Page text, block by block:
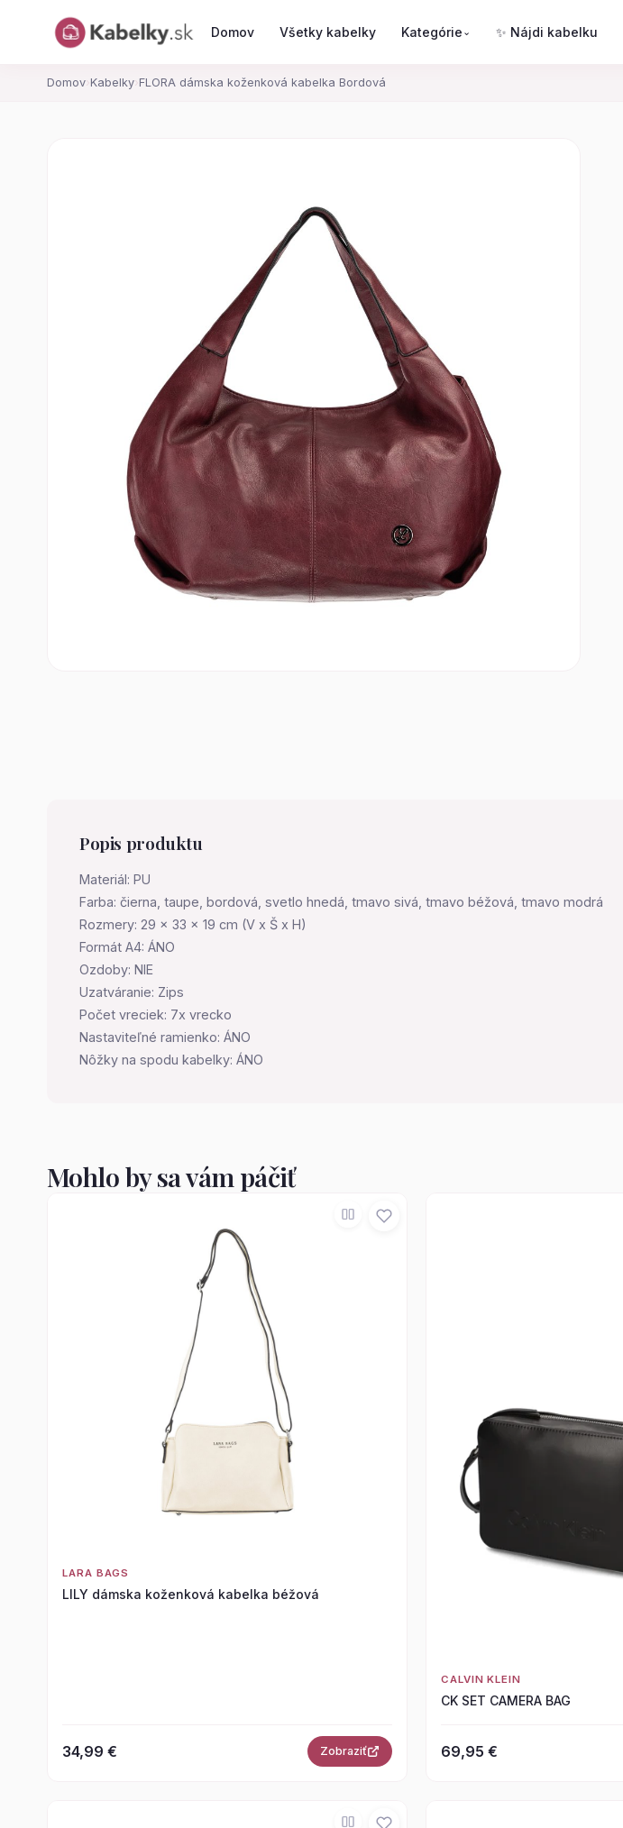
Domov Všetky kabelky Kategórie ⌄ ✨ Nájdi kabelku
Domov› Kabelky› FLORA dámska koženková kabelka Bordová
Popis produktu
Materiál: PU
Farba: čierna, taupe, bordová, svetlo hnedá, tmavo sivá, tmavo béžová, tmavo modrá
Rozmery: 29 x 33 x 19 cm (V x Š x H)
Formát A4: ÁNO
Ozdoby: NIE
Uzatváranie: Zips
Počet vreciek: 7x vrecko
Nastaviteľné ramienko: ÁNO
Nôžky na spodu kabelky: ÁNO
Mohlo by sa vám páčiť
LARA BAGS
LILY dámska koženková kabelka béžová
34,99 € Zobraziť
CALVIN KLEIN
CK SET CAMERA BAG
69,95 €